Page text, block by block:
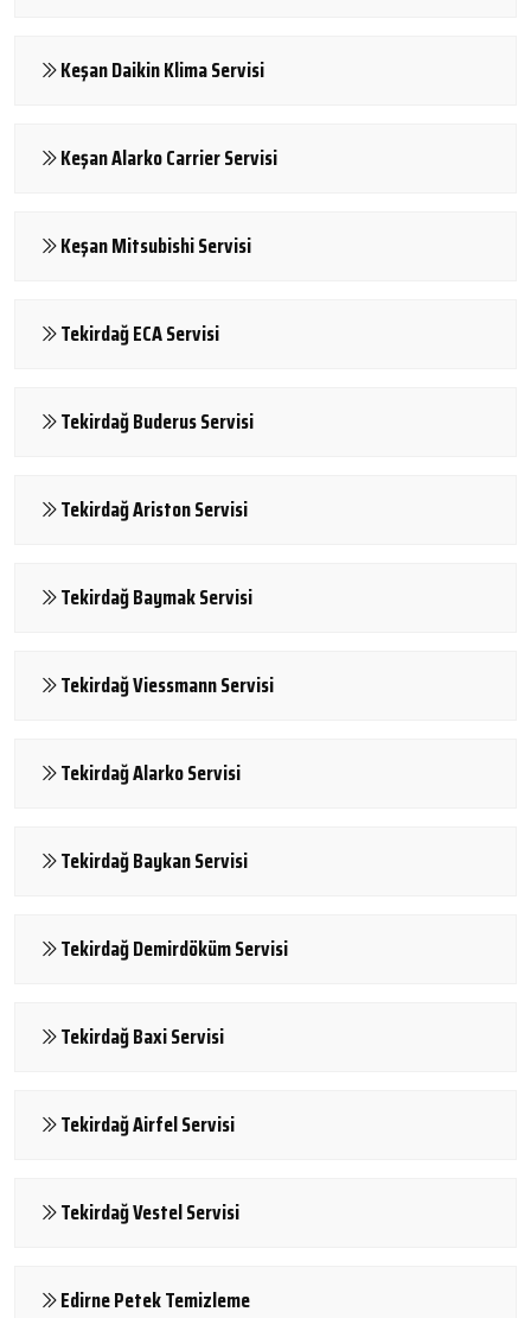
Keşan Daikin Klima Servisi
Keşan Alarko Carrier Servisi
Keşan Mitsubishi Servisi
Tekirdağ ECA Servisi
Tekirdağ Buderus Servisi
Tekirdağ Ariston Servisi
Tekirdağ Baymak Servisi
Tekirdağ Viessmann Servisi
Tekirdağ Alarko Servisi
Tekirdağ Baykan Servisi
Tekirdağ Demirdöküm Servisi
Tekirdağ Baxi Servisi
Tekirdağ Airfel Servisi
Tekirdağ Vestel Servisi
Edirne Petek Temizleme